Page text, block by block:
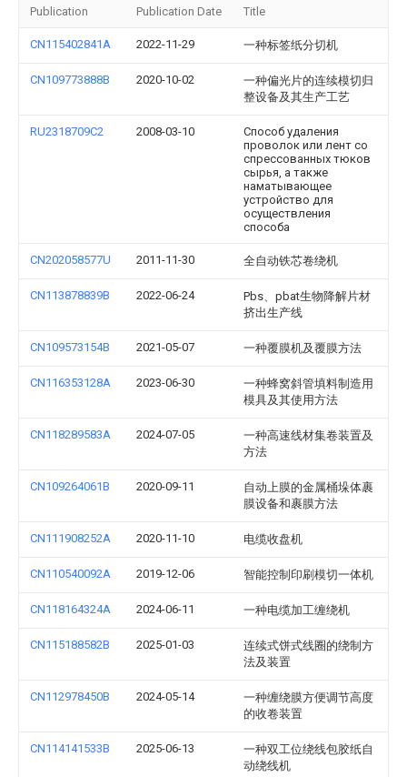
Publication Publication Date Title
CN115402841A 2022-11-29 一种标签纸分切机
CN109773888B 2020-10-02
一种偏光片的连续模切归
整设备及其生产工艺
RU2318709C2 2008-03-10
Способ удаления
проволок или лент со
спрессованных тюков
сырья, а также
наматывающее
устройство для
осуществления
способа
CN202058577U 2011-11-30 全自动铁芯卷绕机
CN113878839B 2022-06-24
Pbs、pbat生物降解片材
挤出生产线
CN109573154B 2021-05-07 一种覆膜机及覆膜方法
CN116353128A 2023-06-30
一种蜂窝斜管填料制造用
模具及其使用方法
CN118289583A 2024-07-05
一种高速线材集卷装置及
方法
CN109264061B 2020-09-11
自动上膜的金属桶垛体裹
膜设备和裹膜方法
CN111908252A 2020-11-10 电缆收盘机
CN110540092A 2019-12-06 智能控制印刷模切一体机
CN118164324A 2024-06-11 一种电缆加工缠绕机
CN115188582B 2025-01-03
连续式饼式线圈的绕制方
法及装置
CN112978450B 2024-05-14
一种缠绕膜方便调节高度
的收卷装置
CN114141533B 2025-06-13
一种双工位绕线包胶纸自
动绕线机